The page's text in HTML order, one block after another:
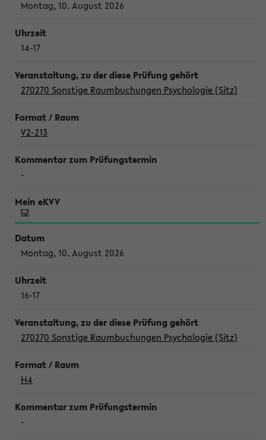
Montag, 10. August 2026
14-17
270270 Sonstige Raumbuchungen Psychologie (Sitz)
V2-213
-
Montag, 10. August 2026
16-17
270270 Sonstige Raumbuchungen Psychologie (Sitz)
H4
-